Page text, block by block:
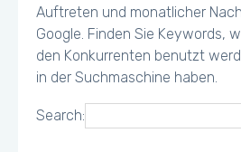
Auftreten und monatlicher
Google. Finden Sie Keywords,
den Konkurrenten benutzt
in der Suchmaschine haben.
Search: